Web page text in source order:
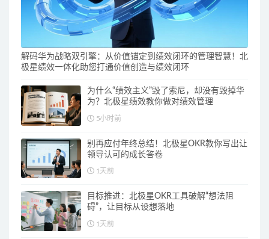
解码华为战略双引擎：从价值锚定到绩效闭环的管理智慧！北
极星绩效一体化助您打通价值创造与绩效闭环
为什么“绩效主义”毁了索尼，却没有毁掉华
为？北极星绩效教你做对绩效管理
5小时前
别再应付年终总结！北极星OKR教你写出让
领导认可的成长答卷
1天前
目标推进：北极星OKR工具破解“想法阻
碍”，让目标从设想落地
1天前